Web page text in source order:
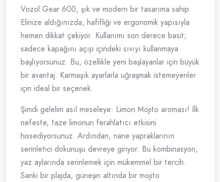
Vozol Gear 600, şık ve modern bir tasarıma sahip.
Elinize aldığınızda, hafifliği ve ergonomik yapısıyla
hemen dikkat çekiyor. Kullanımı son derece basit;
sadece kapağını açıp içindeki sıvıyı kullanmaya
başlıyorsunuz. Bu, özellikle yeni başlayanlar için büyük
bir avantaj. Karmaşık ayarlarla uğraşmak istemeyenler
için ideal bir seçenek.
Şimdi gelelim asıl meseleye: Limon Mojito aroması! İlk
nefeste, taze limonun ferahlatıcı etkisini
hissediyorsunuz. Ardından, nane yapraklarının
serinletici dokunuşu devreye giriyor. Bu kombinasyon,
yaz aylarında serinlemek için mükemmel bir tercih.
Sanki bir plajda, güneşin altında bir mojito